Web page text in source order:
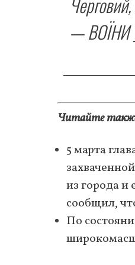
— ВОЇНИ
Читайте
5 марта
из города и
сообщил,
По